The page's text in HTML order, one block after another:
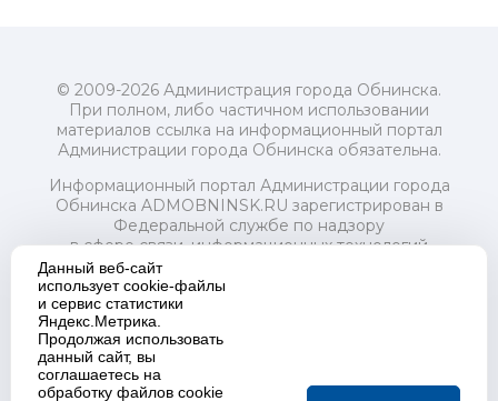
© 2009-2026 Администрация города Обнинска.
При полном, либо частичном использовании
материалов ссылка на информационный портал
Администрации города Обнинска обязательна.
Информационный портал Администрации города
Обнинска ADMOBNINSK.RU зарегистрирован в
Федеральной службе по надзору
в сфере связи, информационных технологий
и массовых коммуникаций (Роскомнадзор) 24 июля
2018 года.
Свидетельство о регистрации Эл № ФС77-73321
Учредитель: Администрация (исполнительно-
распорядительный орган) городского округа "Город
Обнинск". Главный редактор: Байкова Е.А.
Данный веб-сайт
использует cookie-файлы
и сервис статистики
Яндекс.Метрика.
Продолжая использовать
данный сайт, вы
соглашаетесь на
обработку файлов cookie